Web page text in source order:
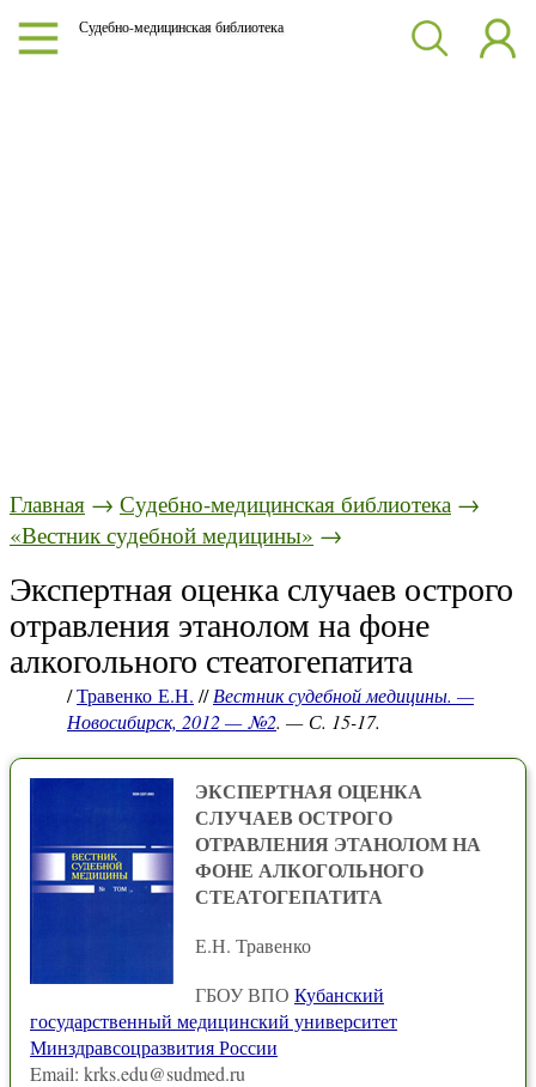
Судебно-медицинская библиотека
Главная → Судебно-медицинская библиотека →
«Вестник судебной медицины» →
Экспертная оценка случаев острого
отравления этанолом на фоне
алкогольного стеатогепатита
/Травенко Е.Н. //Вестник судебной медицины. —
Новосибирск, 2012 — №2. — С. 15-17.
ЭКСПЕРТНАЯ ОЦЕНКА
СЛУЧАЕВ ОСТРОГО
ОТРАВЛЕНИЯ ЭТАНОЛОМ НА
ФОНЕ АЛКОГОЛЬНОГО
СТЕАТОГЕПАТИТА
Е.Н. Травенко
ГБОУ ВПО Кубанский
государственный медицинский университет
Минздравсоцразвития России
Email: krks.edu@sudmed.ru